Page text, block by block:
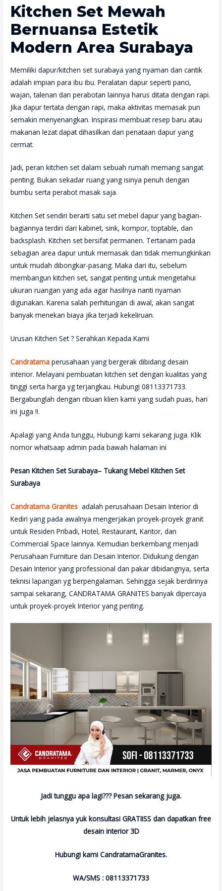
Kitchen Set Mewah
Bernuansa Estetik
Modern Area Surabaya
Memiliki dapur/kitchen set surabaya yang nyaman dan cantik
adalah impian para ibu ibu. Peralatan dapur seperti panci,
wajan, talenan dan perabotan lainnya harus ditata dengan rapi.
Jika dapur tertata dengan rapi, maka aktivitas memasak pun
semakin menyenangkan. Inspirasi membuat resep baru atau
makanan lezat dapat dihasilkan dari penataan dapur yang
cermat.
Jadi, peran kitchen set dalam sebuah rumah memang sangat
penting. Bukan sekadar ruang yang isinya penuh dengan
bumbu serta perabot masak saja.
Kitchen Set sendiri berarti satu set mebel dapur yang bagian-
bagiannya terdiri dari kabinet, sink, kompor, toptable, dan
backsplash. Kitchen set bersifat permanen. Tertanam pada
sebagian area dapur untuk memasak dan tidak memungkinkan
untuk mudah dibongkar-pasang. Maka dari itu, sebelum
membangun kitchen set, sangat penting untuk mengetahui
ukuran ruangan yang ada agar hasilnya nanti nyaman
digunakan. Karena salah perhitungan di awal, akan sangat
banyak menekan biaya jika terjadi kekeliruan.
Urusan Kitchen Set ? Serahkan Kepada Kami
Candratama perusahaan yang bergerak dibidang desain
interior. Melayani pembuatan kitchen set dengan kualitas yang
tinggi serta harga yg terjangkau. Hubungi 08113371733.
Bergabunglah dengan ribuan klien kami yang sudah puas, hari
ini juga !!.
Apalagi yang Anda tunggu, Hubungi kami sekarang juga. Klik
nomor whatsaap admin pada bawah halaman ini
Pesan Kitchen Set Surabaya– Tukang Mebel Kitchen Set
Surabaya
Candratama Granites adalah perusahaan Desain Interior di
Kediri yang pada awalnya mengerjakan proyek-proyek granit
untuk Residen Pribadi, Hotel, Restaurant, Kantor, dan
Commercial Space lainnya. Kemudian berkembang menjadi
Perusahaan Furniture dan Desain Interior. Didukung dengan
Desain Interior yang professional dan pakar dibidangnya, serta
teknisi lapangan yg berpengalaman. Sehingga sejak berdirinya
sampai sekarang, CANDRATAMA GRANITES banyak dipercaya
untuk proyek-proyek Interior yang penting.
Jadi tunggu apa lagi??? Pesan sekarang juga.
Untuk lebih jelasnya yuk konsultasi GRATIISS dan dapatkan free
desain interior 3D
Hubungi kami CandratamaGranites.
WA/SMS : 08113371733